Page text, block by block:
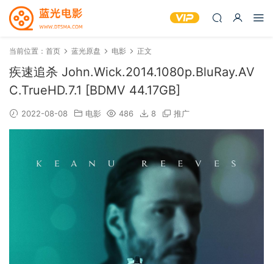
当前位置： 首页 蓝光原盘 电影 正文
疾速追杀 John.Wick.2014.1080p.BluRay.AV
C.TrueHD.7.1 [BDMV 44.17GB]
2022-08-08 电影 486 8 推广